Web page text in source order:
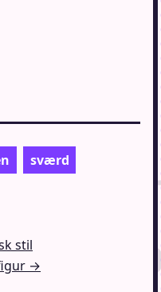
sværd
stil
→